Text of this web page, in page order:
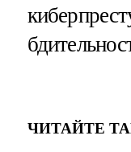
ЧИТАЙТЕ